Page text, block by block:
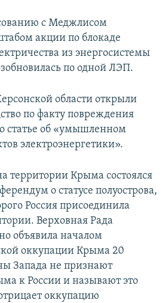
с Меджлисом
акции по блокаде
из энергосистемы
по одной ЛЭП.
области открыли
по факту повреждения
статье об «умышленном
электроэнергетики».
территории Крыма состоялся
о статусе полуострова,
Россия присоединила
Верховная Рада
объявила началом
оккупации Крыма 20
Запада не признают
к России и называют это
оккупацию